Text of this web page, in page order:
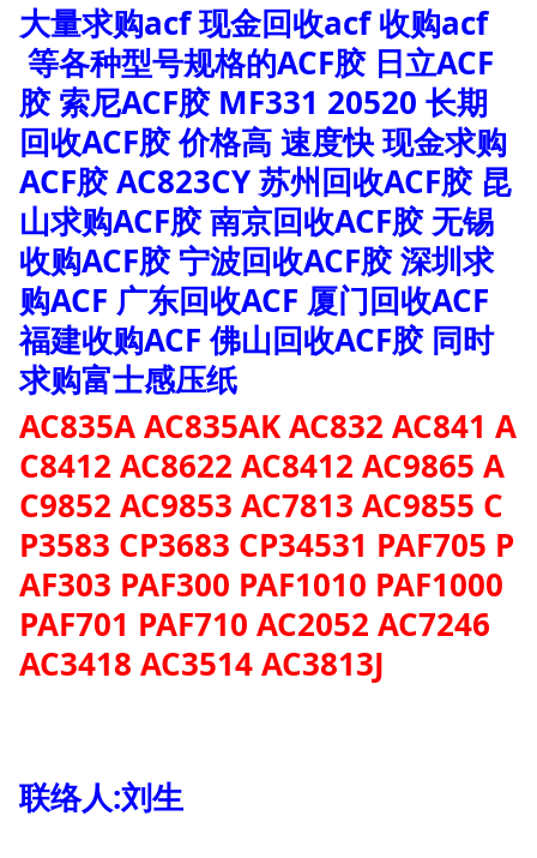
大量求购acf 现金回收acf 收购acf
等各种型号规格的ACF胶 日立ACF
胶 索尼ACF胶 MF331 20520 长期
回收ACF胶 价格高 速度快 现金求购
ACF胶 AC823CY 苏州回收ACF胶 昆
山求购ACF胶 南京回收ACF胶 无锡
收购ACF胶 宁波回收ACF胶 深圳求
购ACF 广东回收ACF 厦门回收ACF
福建收购ACF 佛山回收ACF胶 同时
求购富士感压纸
AC835A AC835AK AC832 AC841 A
C8412 AC8622 AC8412 AC9865 A
C9852 AC9853 AC7813 AC9855 C
P3583 CP3683 CP34531 PAF705 P
AF303 PAF300 PAF1010 PAF1000
PAF701 PAF710 AC2052 AC7246
AC3418 AC3514 AC3813J
联络人:刘生